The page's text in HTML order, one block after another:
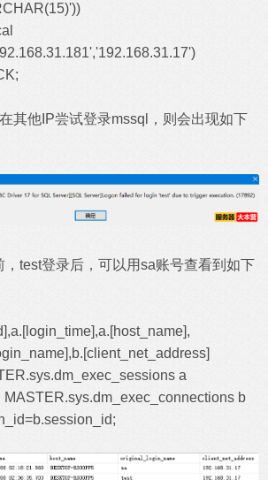
其他IP尝试登录mssql，则会出现如下
，test登录后，可以用sa账号查看到如下
a
MASTER.sys.dm_exec_connections b